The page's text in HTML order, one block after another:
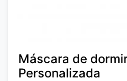
Máscara de
Personalizada